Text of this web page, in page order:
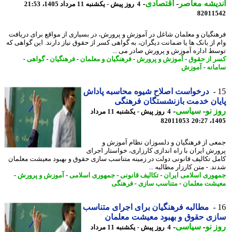
معاصر-اقتصادی-4 روز پیش - یکشنبه 11 مرداد 1405، 21:53
و معلمان شاغل در آموزش و پرورش، در بسیاری از مواقع برای دریافت
از بانک ها یا ضمانت دیگران، به گواهی کسر از حقوق نیاز دارند. این گواهی که
اداره آموزش و پرورش صادر می ...
از حقوق-آموزش و پرورش-فرهنگیان و معلمان-فرهنگیان-گواهی-
-آموزش
درخواست اصلاح شیوه محاسبه پاداش
خدمت بازنشستگان فرهنگی
نو- سیاسی-
4 روز پیش - یکشنبه 11 مرداد
82011053
از فرهنگیان و دلسوزان نظام آموزش و
ایران با راه اندازی کارزاری، خواستار اجرای
تکالیف قانونی دولت در زمینه متناسب سازی حقوق و بهبود معیشت معلمان
- متن کارزار مطالبه ...
اسلامی ایران - تکالیف قانونی-جمهوری اسلامی-آموزش و پرورش-
معلمان-متناسب سازی- فرهنگی
مطالبه فرهنگیان برای اجرای متناسب
حقوق و بهبود معیشت معلمان
نو- سیاسی-
4 روز پیش - یکشنبه 11 مرداد